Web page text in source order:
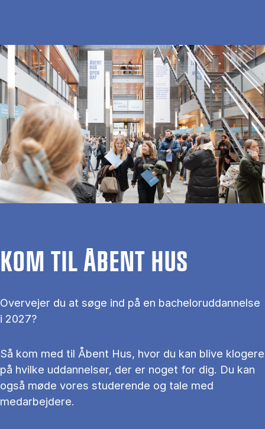
KOM TIL ÅBENT HUS
Overvejer du at søge ind på en bacheloruddannelse
i 2027?
Så kom med til Åbent Hus, hvor du kan blive klogere
på hvilke uddannelser, der er noget for dig. Du kan
også møde vores studerende og tale med
medarbejdere.